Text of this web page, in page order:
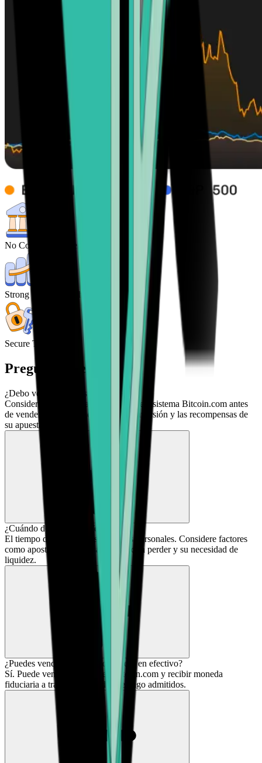
No Control from central Banks
Strong potential for high returns
Secure Transactions
Preguntas frecuentes
¿Debo vender mi Verse?
Considere si aún desea exponerse al ecosistema Bitcoin.com antes
de vender. Evalúe sus objetivos de inversión y las recompensas de
su apuesta VERSE.
¿Cuándo debo vender Verse?
El tiempo depende de tus objetivos personales. Considere factores
como apostar recompensas que podría perder y su necesidad de
liquidez.
¿Puedes vender VERSE por dinero en efectivo?
Sí. Puede vender VERSE en Bitcoin.com y recibir moneda
fiduciaria a través de métodos de pago admitidos.